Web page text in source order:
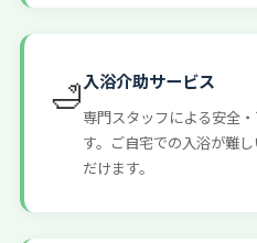
🛁入浴介助サービス
専門スタッフによる安全
す。ご自宅での入浴が難
だけます。